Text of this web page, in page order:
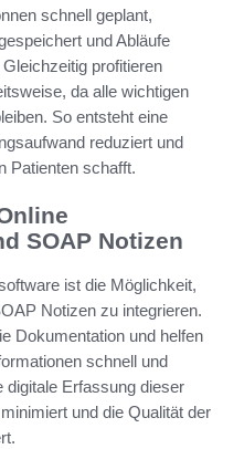
schnell geplant,
und Abläufe
profitieren
da alle wichtigen
So entsteht eine
reduziert und
Patienten schafft.
SOAP Notizen
ist die Möglichkeit,
Notizen zu integrieren.
Dokumentation und helfen
schnell und
digitale Erfassung dieser
und die Qualität der